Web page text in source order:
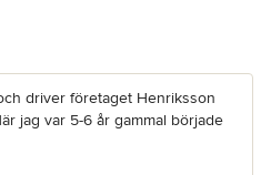
driver företaget Henriksson
jag var 5-6 år gammal började